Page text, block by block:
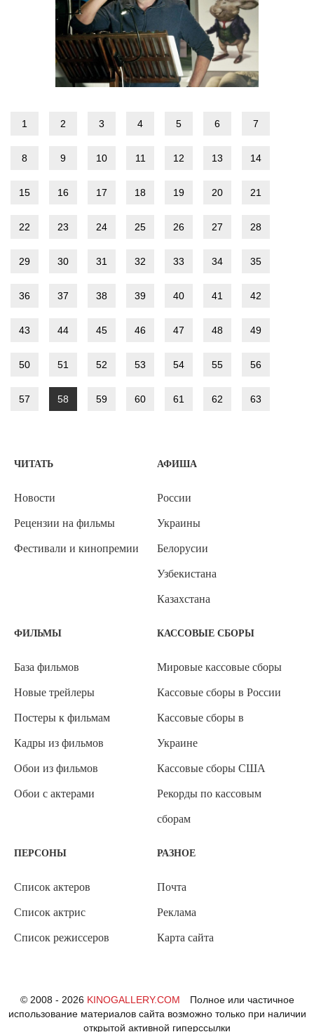
1 2 3 4 5 6 7
8 9 10 11 12 13 14
15 16 17 18 19 20 21
22 23 24 25 26 27 28
29 30 31 32 33 34 35
36 37 38 39 40 41 42
43 44 45 46 47 48 49
50 51 52 53 54 55 56
57 58 59 60 61 62 63
ЧИТАТЬ
Новости
Рецензии на фильмы
Фестивали и кинопремии
АФИША
России
Украины
Белорусии
Узбекистана
Казахстана
ФИЛЬМЫ
База фильмов
Новые трейлеры
Постеры к фильмам
Кадры из фильмов
Обои из фильмов
Обои с актерами
КАССОВЫЕ СБОРЫ
Мировые кассовые сборы
Кассовые сборы в России
Кассовые сборы в
Украине
Кассовые сборы США
Рекорды по кассовым
сборам
ПЕРСОНЫ
Список актеров
Список актрис
Список режиссеров
РАЗНОЕ
Почта
Реклама
Карта сайта
© 2008 - 2026 KINOGALLERY.COM
Полное или частичное
использование материалов сайта возможно только при наличии
открытой активной гиперссылки